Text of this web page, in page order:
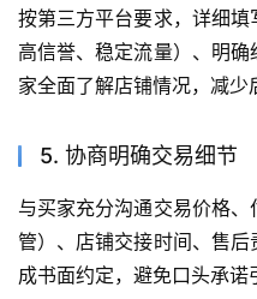
按第三方平台要求，详细
高信誉、稳定流量）、明
家全面了解店铺情况，减少
5. 协商明确交易细节
与买家充分沟通交易价格
管）、店铺交接时间、售
成书面约定，避免口头承诺